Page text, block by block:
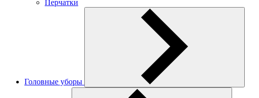
Перчатки
Головные уборы